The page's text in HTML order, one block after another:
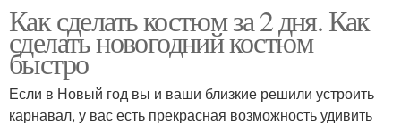
Костюм для девушки Руки для мальчика
Руки для девочек
Как сделать костюм за 2 дня. Как
сделать новогодний костюм
быстро
Если в Новый год вы и ваши близкие решили устроить
карнавал, у вас есть прекрасная возможность удивить